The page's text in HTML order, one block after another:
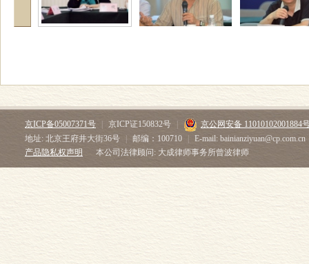
京ICP备05007371号 京ICP证150832号
京公网安备 11010102001884
地址: 北京王府井大街36号
邮编：100710
E-mail: bainianziyuan@cp.com.cn
产品隐私权声明
本公司法律顾问: 大成律师事务所曾波律师